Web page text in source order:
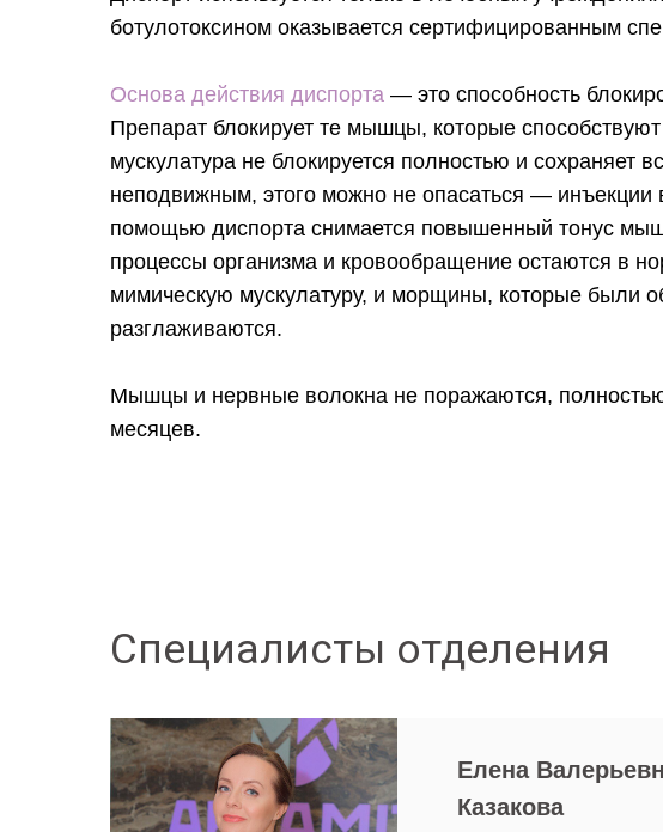
ботулотоксином оказывается сертифицированным
Основа действия диспорта — это способность
Препарат блокирует те мышцы, которые
мускулатура не блокируется полностью и сохраняет
неподвижным, этого можно не опасаться — инъекции
помощью диспорта снимается повышенный тонус
процессы организма и кровообращение остаются в
мимическую мускулатуру, и морщины, которые были
разглаживаются.
Мышцы и нервные волокна не поражаются,
месяцев.
Специалисты отделения
Елена
Казакова